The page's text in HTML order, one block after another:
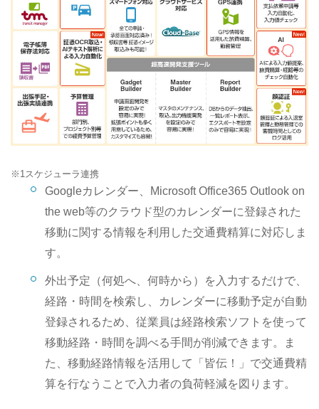
※1スケジューラ連携
Googleカレンダー、Microsoft Office365 Outlook on
the web等のクラウド型のカレンダーに登録された
移動に関する情報を利用した交通費精算に対応しま
す。
外出予定（何処へ、何時から）を入力するだけで、
経路・時間を検索し、カレンダーに移動予定が自動
登録されるため、従業員は経路検索ソフトを使って
移動経路・時間を調べる手間が削減できます。ま
た、移動経路情報を活用して「皆伝！」で交通費精
算を行なうことで入力者の負荷軽減を図ります。